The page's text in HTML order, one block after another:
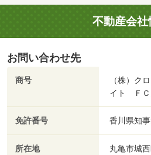
不動産会社
お問い合わせ先
商号
（株）ク
イト ＦＣ
免許番号 香川県知
所在地 丸亀市城